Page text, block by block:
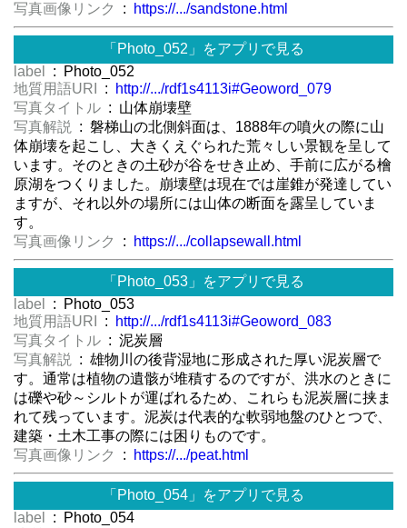
写真画像リンク
: https://.../sandstone.html
「Photo_052」をアプリで見る
label
: Photo_052
地質用語URI
:
http://.../rdf1s4113i#Geoword_079
写真タイトル : 山体崩壊壁
写真解説
: 磐梯山の北側斜面は、1888年の噴火の際に山
体崩壊を起こし、大きくえぐられた荒々しい景観を呈して
います。そのときの土砂が谷をせき止め、手前に広がる檜
原湖をつくりました。崩壊壁は現在では崖錐が発達してい
ますが、それ以外の場所には山体の断面を露呈していま
す。
写真画像リンク
: https://.../collapsewall.html
「Photo_053」をアプリで見る
label
: Photo_053
地質用語URI
:
http://.../rdf1s4113i#Geoword_083
写真タイトル : 泥炭層
写真解説
: 雄物川の後背湿地に形成された厚い泥炭層で
す。通常は植物の遺骸が堆積するのですが、洪水のときに
は礫や砂～シルトが運ばれるため、これらも泥炭層に挟ま
れて残っています。泥炭は代表的な軟弱地盤のひとつで、
建築・土木工事の際には困りものです。
写真画像リンク
: https://.../peat.html
「Photo_054」をアプリで見る
label
: Photo_054